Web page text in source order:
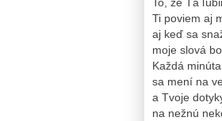
Ti poviem aj
aj keď sa
moje slová
Každá
sa mení na
a Tvoje
na nežnú